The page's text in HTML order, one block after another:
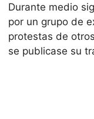
Durante medio
por un grupo de
protestas de
se publicase su